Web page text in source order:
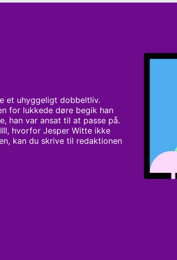
et uhyggeligt dobbeltliv.
for lukkede døre begik han
han var ansat til at passe på.
hvorfor Jesper Witte ikke
kan du skrive til redaktionen